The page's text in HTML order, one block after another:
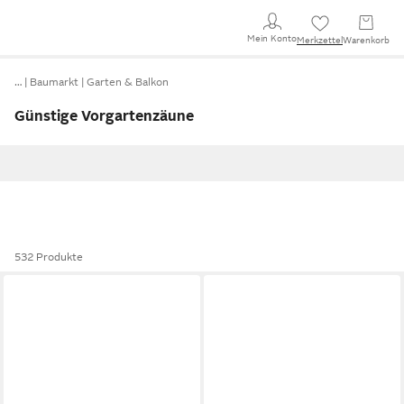
Mein KontoMerkzettel Warenkorb
… Baumarkt Garten & Balkon
Günstige Vorgartenzäune
532 Produkte